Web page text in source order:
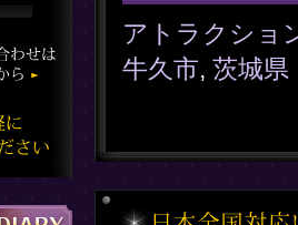
アトラクショ
牛久市, 茨城県